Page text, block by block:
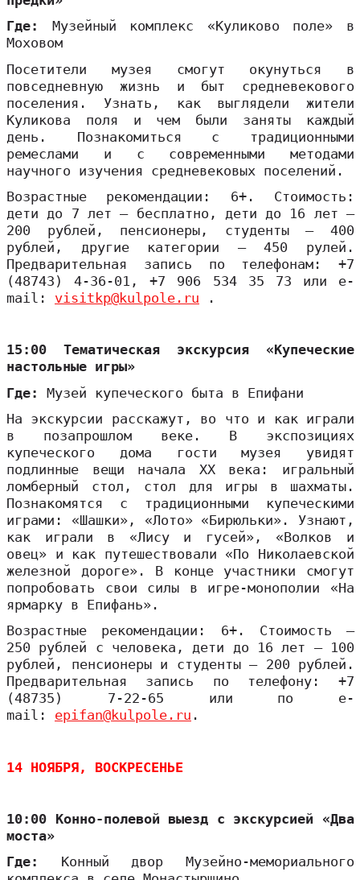
Где:
Музейный комплекс «Куликово поле» в
Моховом
Посетители музея смогут окунуться в
повседневную жизнь и быт средневекового
поселения. Узнать, как выглядели жители
Куликова поля и чем были заняты каждый
день. Познакомиться с традиционными
ремеслами и с современными методами
научного изучения средневековых поселений.
Возрастные рекомендации: 6+. Стоимость:
дети до 7 лет – бесплатно, дети до 16 лет –
200 рублей, пенсионеры, студенты – 400
рублей, другие категории – 450 рулей.
Предварительная запись по телефонам: +7
(48743) 4-36-01, +7 906 534 35 73 или e-
mail: visitkp@kulpole.ru .
15:00 Тематическая экскурсия «Купеческие
настольные игры»
Где:
Музей купеческого быта в Епифани
На экскурсии расскажут, во что и как играли
в позапрошлом веке. В экспозициях
купеческого дома гости музея увидят
подлинные вещи начала XX века: игральный
ломберный стол, стол для игры в шахматы.
Познакомятся с традиционными купеческими
играми: «Шашки», «Лото» «Бирюльки». Узнают,
как играли в «Лису и гусей», «Волков и
овец» и как путешествовали «По Николаевской
железной дороге». В конце участники смогут
попробовать свои силы в игре-монополии «На
ярмарку в Епифань».
Возрастные рекомендации: 6+. Стоимость –
250 рублей с человека, дети до 16 лет – 100
рублей, пенсионеры и студенты – 200 рублей.
Предварительная запись по телефону: +7
(48735) 7-22-65 или по e-
mail: epifan@kulpole.ru .
14 НОЯБРЯ, ВОСКРЕСЕНЬЕ
10:00 Конно-полевой выезд с экскурсией «Два
моста»
Где:
Конный двор Музейно-мемориального